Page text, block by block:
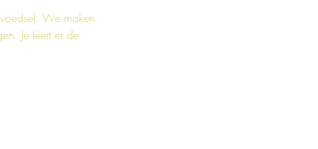
We maken
Je leert er de